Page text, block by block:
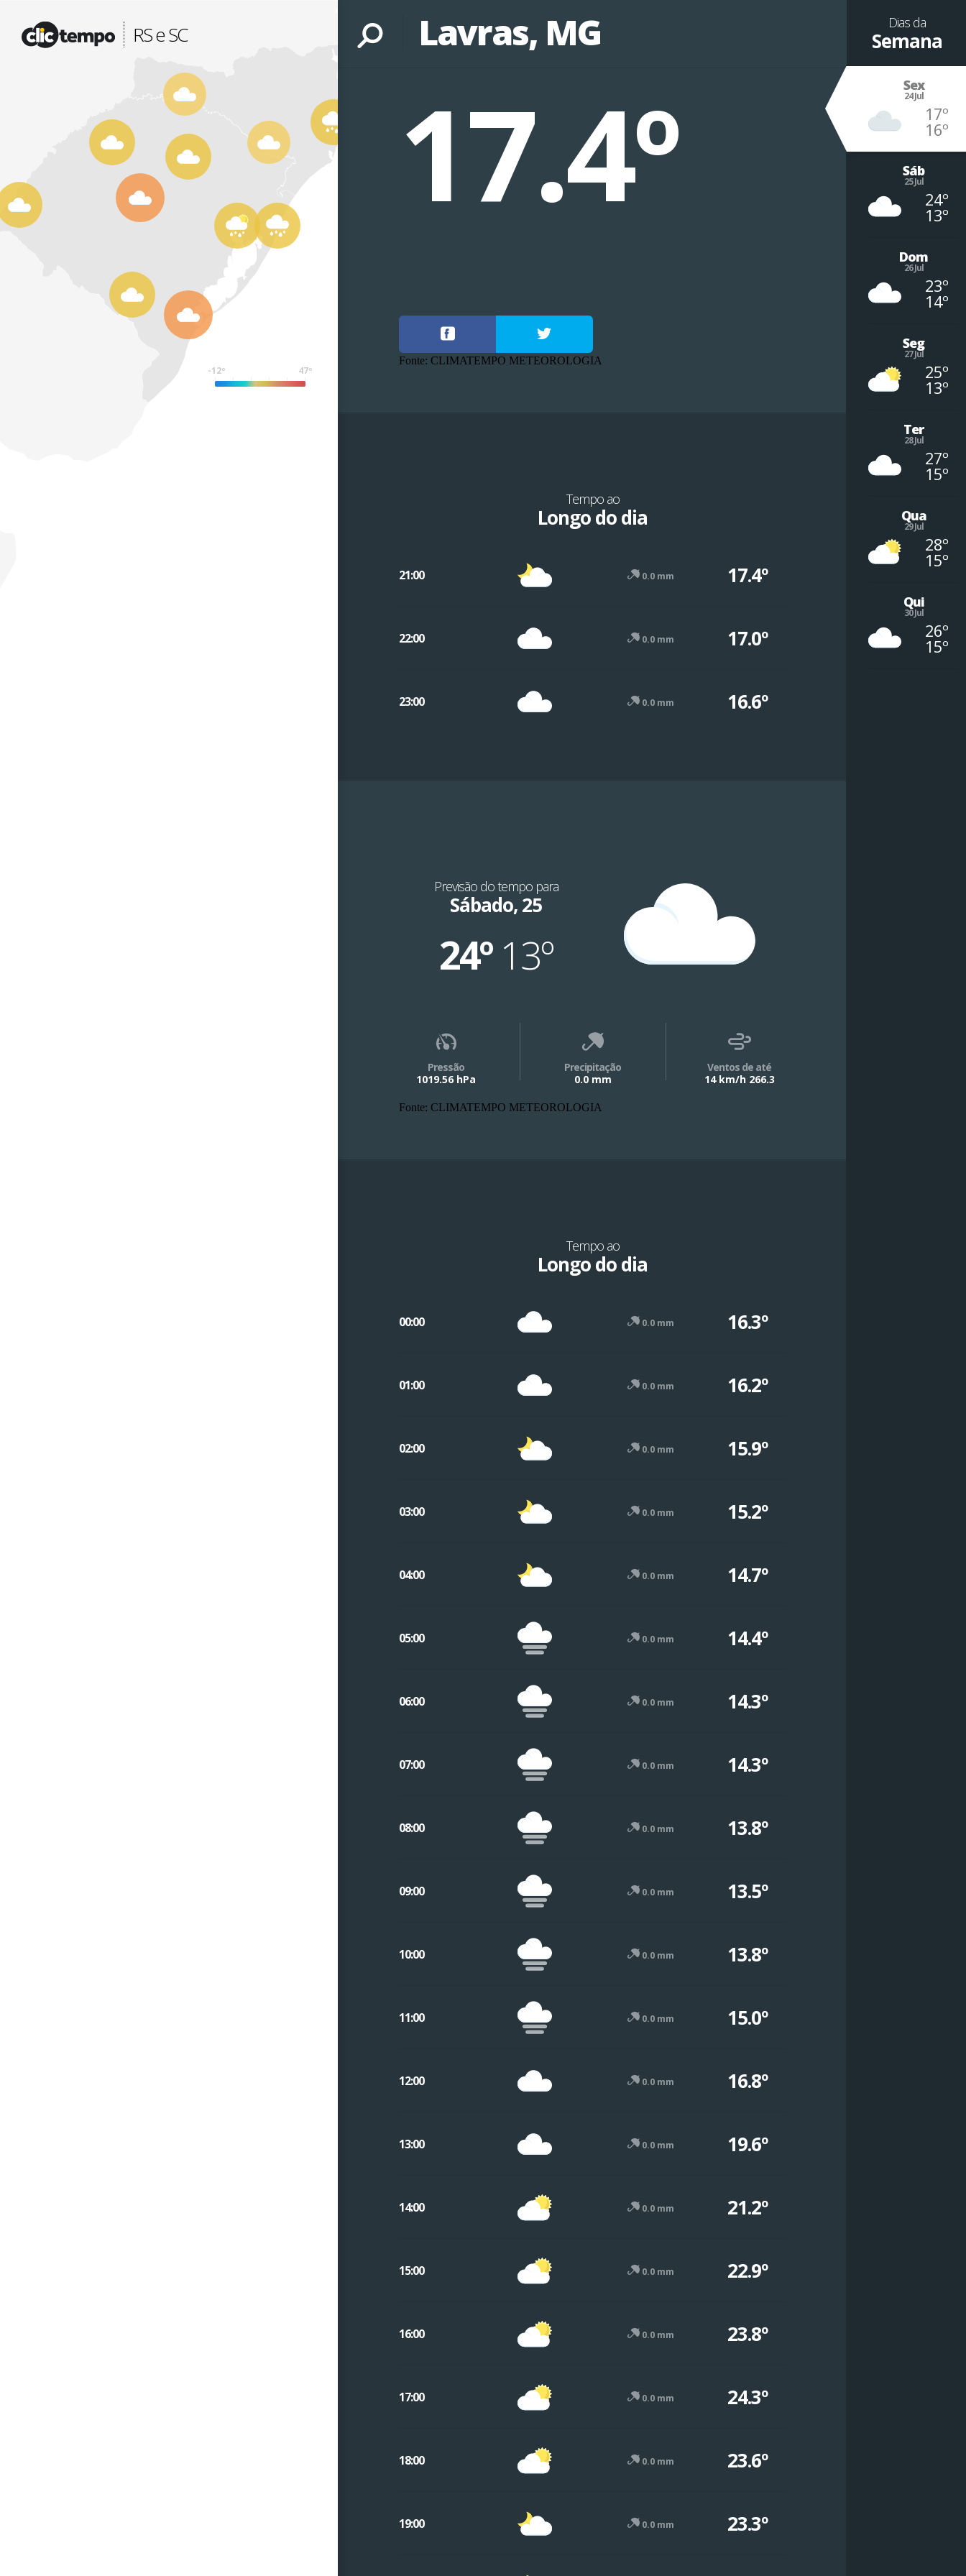
Lavras, MG
RS e SC
-12º 47º
17.4º
Fonte: CLIMATEMPO METEOROLOGIA
Tempo ao
Longo do dia
21:00 0.0 mm 17.4º
22:00 0.0 mm 17.0º
23:00 0.0 mm 16.6º
Previsão do tempo para
Sábado, 25
24º13º
Pressão
1019.56 hPa
Precipitação
0.0 mm
Ventos de até
14 km/h 266.3
Fonte: CLIMATEMPO METEOROLOGIA
Tempo ao
Longo do dia
00:00 0.0 mm 16.3º
01:00 0.0 mm 16.2º
02:00 0.0 mm 15.9º
03:00 0.0 mm 15.2º
04:00 0.0 mm 14.7º
05:00 0.0 mm 14.4º
06:00 0.0 mm 14.3º
07:00 0.0 mm 14.3º
08:00 0.0 mm 13.8º
09:00 0.0 mm 13.5º
10:00 0.0 mm 13.8º
11:00 0.0 mm 15.0º
12:00 0.0 mm 16.8º
13:00 0.0 mm 19.6º
14:00 0.0 mm 21.2º
15:00 0.0 mm 22.9º
16:00 0.0 mm 23.8º
17:00 0.0 mm 24.3º
18:00 0.0 mm 23.6º
19:00 0.0 mm 23.3º
Dias da
Semana
Sex
24 Jul
17º
16º
Sáb
25 Jul
24º
13º
Dom
26 Jul
23º
14º
Seg
27 Jul
25º
13º
Ter
28 Jul
27º
15º
Qua
29 Jul
28º
15º
Qui
30 Jul
26º
15º